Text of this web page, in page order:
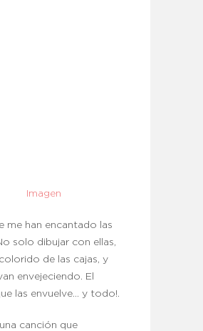
Imagen
me han encantado las
solo dibujar con ellas,
de las cajas, y
envejeciendo. El
las envuelve… y todo!.
canción que